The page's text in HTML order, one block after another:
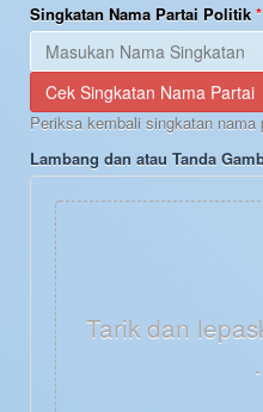
Singkatan Nama Partai Politik
Cek Singkatan Nama Partai
Periksa kembali singkatan
Lambang dan atau Tanda
Tarik dan